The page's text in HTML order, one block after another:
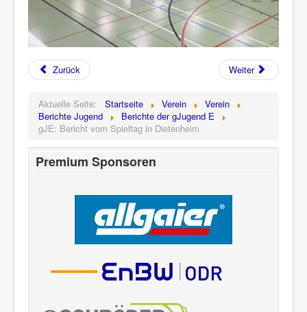
Zurück Weiter
Aktuelle Seite: Startseite Verein
Verein
Berichte Jugend
Berichte der gJugend E
gJE: Bericht vom Spieltag in Dietenheim
Premium Sponsoren